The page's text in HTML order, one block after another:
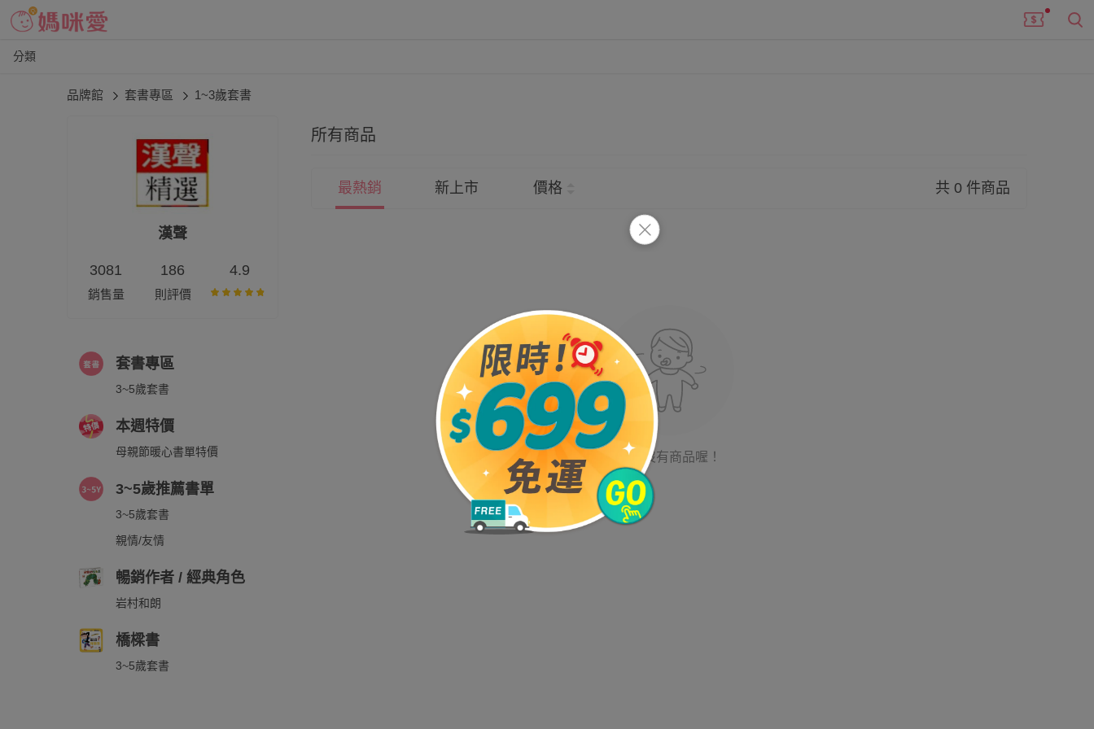
分類
品牌館 套書專區 1~3歲套書
漢聲
3081
銷售量
186
則評價
4.9
套書專區
3~5歲套書
本週特價
母親節暖心書單特價
3~5歲推薦書單
3~5歲套書
親情/友情
暢銷作者 / 經典角色
岩村和朗
橋樑書
3~5歲套書
所有商品
最熱銷 新上市 價格 共 0 件商品
目前沒有商品喔！